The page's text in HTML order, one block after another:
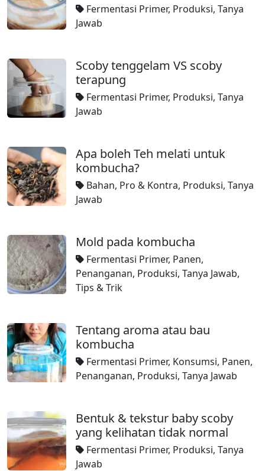
Fermentasi Primer, Produksi, Tanya
Jawab
Scoby tenggelam VS scoby
terapung
Fermentasi Primer, Produksi, Tanya
Jawab
Apa boleh Teh melati untuk
kombucha?
Bahan, Pro & Kontra, Produksi, Tanya
Jawab
Mold pada kombucha
Fermentasi Primer, Panen,
Penanganan, Produksi, Tanya Jawab,
Tips & Trik
Tentang aroma atau bau
kombucha
Fermentasi Primer, Konsumsi, Panen,
Penanganan, Produksi, Tanya Jawab
Bentuk & tekstur baby scoby
yang kelihatan tidak normal
Fermentasi Primer, Produksi, Tanya
Jawab